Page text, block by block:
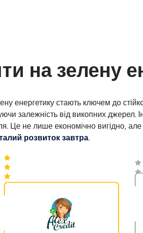
на зелену
енергетику стають ключем до
залежність від викопних
Це не лише економічно вигідно,
розвиток завтра.